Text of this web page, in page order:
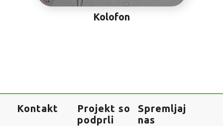
Kolofon
Kontakt
Projekt so
podprli
Spremljaj
nas